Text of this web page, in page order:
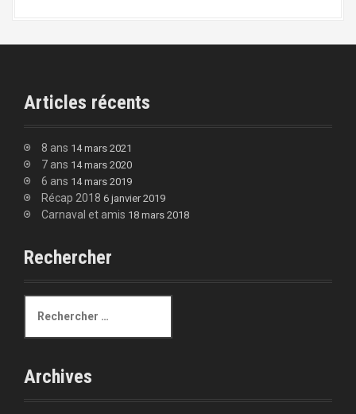
Articles récents
8 ans 14 mars 2021
7 ans 14 mars 2020
6 ans 14 mars 2019
Récap 2018 6 janvier 2019
Carnaval et amis 18 mars 2018
Rechercher
c
e
r
c
Archives